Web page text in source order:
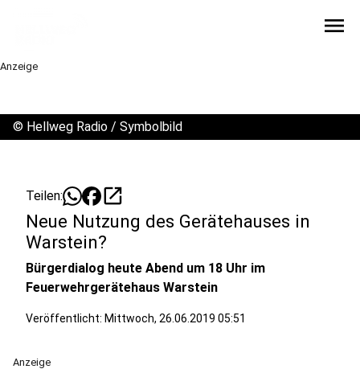
menu
Anzeige
© Hellweg Radio / Symbolbild
Teilen: open_in_new
Neue Nutzung des Gerätehauses in
Warstein?
Bürgerdialog heute Abend um 18 Uhr im
Feuerwehrgerätehaus Warstein
Veröffentlicht: Mittwoch, 26.06.2019 05:51
Anzeige